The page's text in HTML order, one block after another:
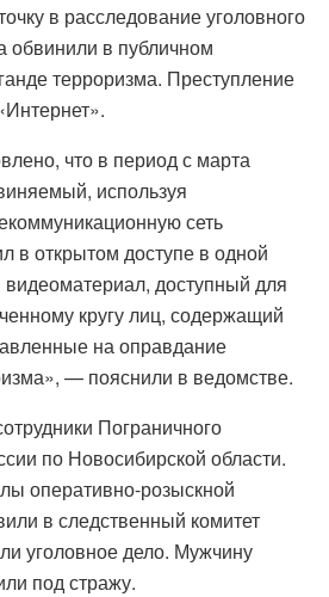
в расследование уголовного
обвинили в публичном
терроризма. Преступление
что в период с марта
используя
сеть
в открытом доступе в одной
видеоматериал, доступный для
кругу лиц, содержащий
на оправдание
— пояснили в ведомстве.
Пограничного
по Новосибирской области.
оперативно-розыскной
в следственный комитет
уголовное дело. Мужчину
под стражу.